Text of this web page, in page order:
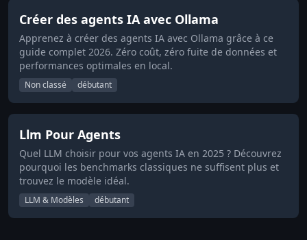
Créer des agents IA avec Ollama
Apprenez à créer des agents IA avec Ollama grâce à ce
guide complet 2026. Zéro coût, zéro fuite de données et
performances optimales en local.
Non classé débutant
Llm Pour Agents
Quel LLM choisir pour vos agents IA en 2025 ? Découvrez
pourquoi les benchmarks classiques ne suffisent plus et
trouvez le modèle idéal.
LLM & Modèles débutant